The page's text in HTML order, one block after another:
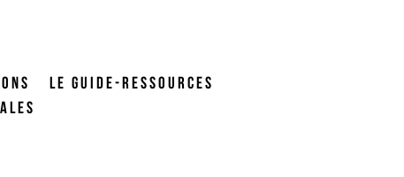
LE GUIDE-RESSOURCES